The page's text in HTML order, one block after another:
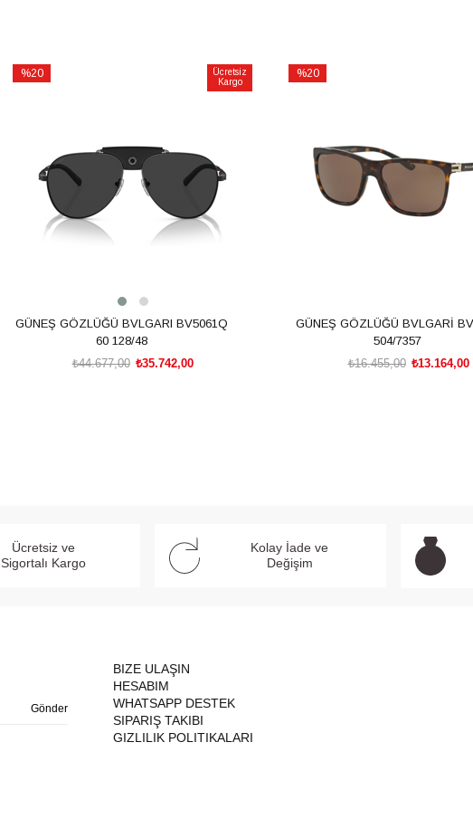
%20
Ücretsiz
Kargo
GÜNEŞ GÖZLÜĞÜ BVLGARI BV5061Q
60 128/48
₺35.742,00
₺44.677,00
%20
GÜNEŞ GÖZLÜĞÜ BVLGARİ
504/7357
₺13.164,00
₺16.455,00
Ücretsiz ve
Sigortalı Kargo
Kolay İade ve
Değişim
Gönder
BIZE ULAŞIN
HESABIM
WHATSAPP DESTEK
SIPARIŞ TAKIBI
GIZLILIK POLITIKALARI